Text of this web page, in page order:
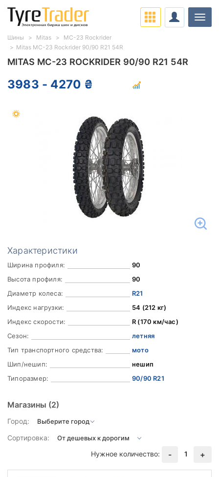
MITAS MC-23 ROCKRIDER 90/90 R21 54R
3983 - 4270 ₴
Характеристики
Ширина профиля:
90
Высота профиля:
90
Диаметр колеса:
R21
Индекс нагрузки:
54 (212 кг)
Индекс скорости:
R (170 км/час)
Сезон:
летняя
Тип транспортного средства:
мото
Шип/нешип:
нешип
Типоразмер:
90/90 R21
Магазины (2)
Город:
Сортировка:
Нужное количество:
- 1 +
Шины Mitas
MC-23 Rockrider
Mitas MC-23 Rockrider 90/90 R21 54R